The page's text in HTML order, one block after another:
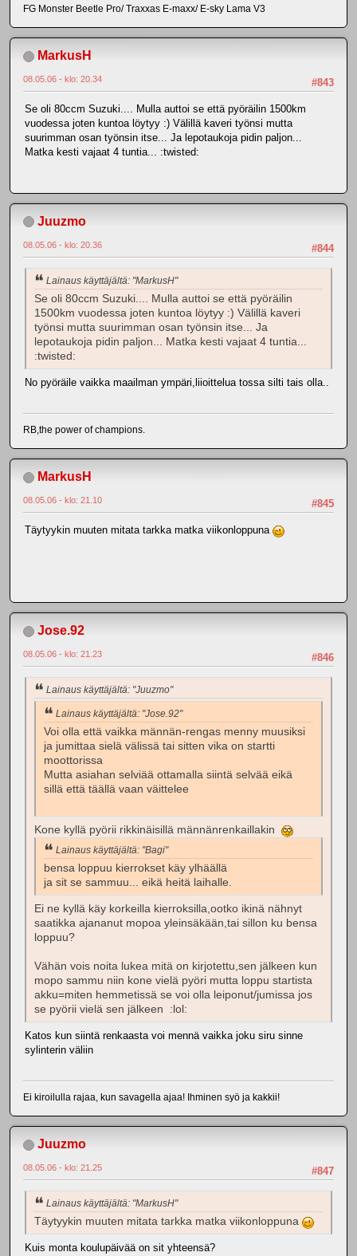
FG Monster Beetle Pro/ Traxxas E-maxx/ E-sky Lama V3
MarkusH
#843
08.05.06 - klo: 20.34
Se oli 80ccm Suzuki.... Mulla auttoi se että pyöräilin 1500km
vuodessa joten kuntoa löytyy :) Välillä kaveri työnsi mutta
suurimman osan työnsin itse... Ja lepotaukoja pidin paljon...
Matka kesti vajaat 4 tuntia... :twisted:
Juuzmo
#844
08.05.06 - klo: 20.36
Lainaus käyttäjältä: "MarkusH"
Se oli 80ccm Suzuki.... Mulla auttoi se että pyöräilin
1500km vuodessa joten kuntoa löytyy :) Välillä kaveri
työnsi mutta suurimman osan työnsin itse... Ja
lepotaukoja pidin paljon... Matka kesti vajaat 4 tuntia...
:twisted:
No pyöräile vaikka maailman ympäri,liioittelua tossa silti tais olla..
RB,the power of champions.
MarkusH
#845
08.05.06 - klo: 21.10
Täytyykin muuten mitata tarkka matka viikonloppuna
Jose.92
#846
08.05.06 - klo: 21.23
Lainaus käyttäjältä: "Juuzmo"
Lainaus käyttäjältä: "Jose.92"
Voi olla että vaikka männän-rengas menny muusiksi
ja jumittaa sielä välissä tai sitten vika on startti
moottorissa
Mutta asiahan selviää ottamalla siintä selvää eikä
sillä että täällä vaan väittelee
Kone kyllä pyörii rikkinäisillä männänrenkaillakin
Lainaus käyttäjältä: "Bagi"
bensa loppuu kierrokset käy ylhäällä
ja sit se sammuu... eikä heitä laihalle.
Ei ne kyllä käy korkeilla kierroksilla,ootko ikinä nähnyt
saatikka ajananut mopoa yleinsäkään,tai sillon ku bensa
loppuu?
Vähän vois noita lukea mitä on kirjotettu,sen jälkeen kun
mopo sammu niin kone vielä pyöri mutta loppu startista
akku=miten hemmetissä se voi olla leiponut/jumissa jos
se pyörii vielä sen jälkeen :lol:
Katos kun siintä renkaasta voi mennä vaikka joku siru sinne
sylinterin väliin
Ei kiroilulla rajaa, kun savagella ajaa! Ihminen syö ja kakkii!
Juuzmo
#847
08.05.06 - klo: 21.25
Lainaus käyttäjältä: "MarkusH"
Täytyykin muuten mitata tarkka matka viikonloppuna
Kuis monta koulupäivää on sit yhteensä?